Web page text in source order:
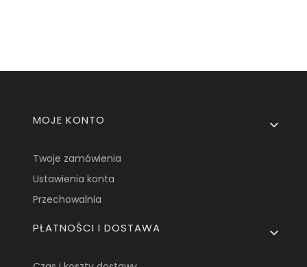
Linki w stopce
MOJE KONTO
Twoje zamówienia
Ustawienia konta
Przechowalnia
PŁATNOŚCI I DOSTAWA